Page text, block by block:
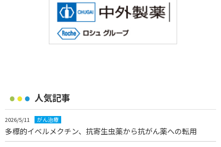
人気記事
2026/5/11 がん治療
多標的イベルメクチン、抗寄生虫薬から抗がん薬への転用